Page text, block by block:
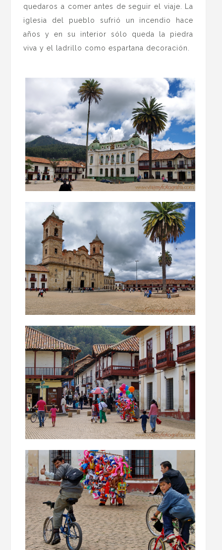
quedaros a comer antes de seguir el viaje. La
iglesia del pueblo sufrió un incendio hace
años y en su interior sólo queda la piedra
viva y el ladrillo como espartana decoración.